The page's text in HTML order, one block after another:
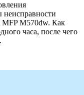
неисправности
M570dw. Как
часа, после чего